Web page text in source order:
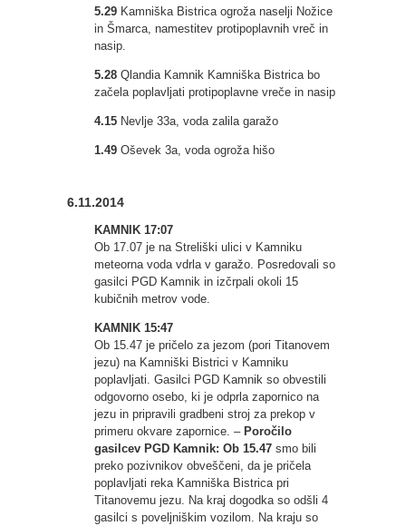
5.29 Kamniška Bistrica ogroža naselji Nožice
in Šmarca, namestitev protipoplavnih vreč in
nasip.
5.28 Qlandia Kamnik Kamniška Bistrica bo
začela poplavljati protipoplavne vreče in nasip
4.15 Nevlje 33a, voda zalila garažo
1.49 Oševek 3a, voda ogroža hišo
6.11.2014
KAMNIK 17:07
Ob 17.07 je na Streliški ulici v Kamniku
meteorna voda vdrla v garažo. Posredovali so
gasilci PGD Kamnik in izčrpali okoli 15
kubičnih metrov vode.
KAMNIK 15:47
Ob 15.47 je pričelo za jezom (pori Titanovem
jezu) na Kamniški Bistrici v Kamniku
poplavljati. Gasilci PGD Kamnik so obvestili
odgovorno osebo, ki je odprla zapornico na
jezu in pripravili gradbeni stroj za prekop v
primeru okvare zapornice. – Poročilo
gasilcev PGD Kamnik: Ob 15.47 smo bili
preko pozivnikov obveščeni, da je pričela
poplavljati reka Kamniška Bistrica pri
Titanovemu jezu. Na kraj dogodka so odšli 4
gasilci s poveljniškim vozilom. Na kraju so